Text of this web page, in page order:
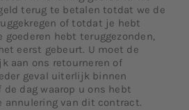
terug te betalen totdat we de
of totdat je hebt
goederen hebt teruggezonden,
eerst gebeurt. U moet de
aan ons retourneren of
geval uiterlijk binnen
dag waarop u ons hebt
annulering van dit contract.